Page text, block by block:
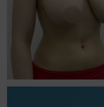
О хирурге
Пациентам
Статьи